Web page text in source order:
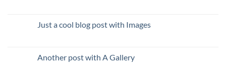
Just a cool blog post with Images
Another post with A Gallery